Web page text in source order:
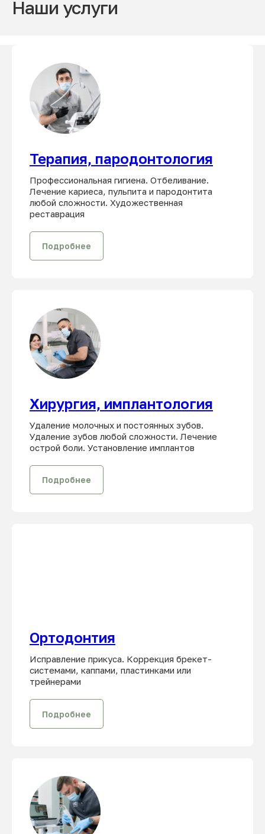
Наши услуги
Терапия, пародонтология
Профессиональная гигиена. Отбеливание.
Лечение кариеса, пульпита и пародонтита
любой сложности. Художественная
реставрация
Подробнее
Хирургия, имплантология
Удаление молочных и постоянных зубов.
Удаление зубов любой сложности. Лечение
острой боли. Установление имплантов
Подробнее
Ортодонтия
Исправление прикуса. Коррекция брекет-
системами, каппами, пластинками или
трейнерами
Подробнее